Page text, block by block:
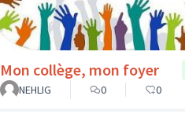
Mon collège, mon foyer
NEHLIG
0 0